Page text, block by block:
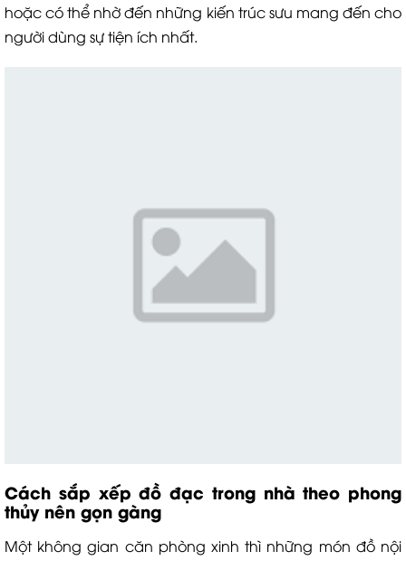
hoặc có thể nhờ đến những kiến trúc sưu mang đến cho
người dùng sự tiện ích nhất.
Cách sắp xếp đồ đạc trong nhà theo phong
thủy nên gọn gàng
Một không gian căn phòng xinh thì những món đồ nội